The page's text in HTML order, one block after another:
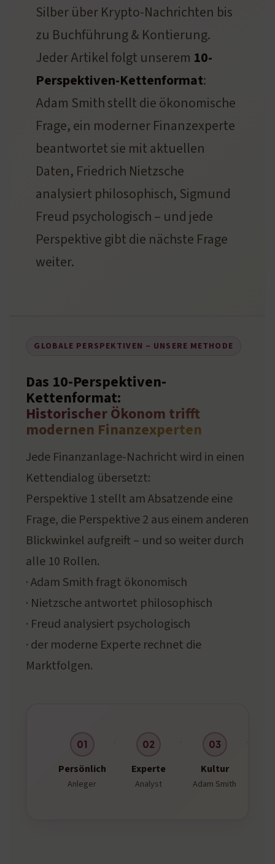
Silber über Krypto-Nachrichten bis
zu Buchführung & Kontierung.
Jeder Artikel folgt unserem 10-
Perspektiven-Kettenformat:
Adam Smith stellt die ökonomische
Frage, ein moderner Finanzexperte
beantwortet sie mit aktuellen
Daten, Friedrich Nietzsche
analysiert philosophisch, Sigmund
Freud psychologisch – und jede
Perspektive gibt die nächste Frage
weiter.
GLOBALE PERSPEKTIVEN – UNSERE METHODE
Das 10-Perspektiven-
Kettenformat:
Historischer Ökonom trifft
modernen Finanzexperten
Jede Finanzanlage-Nachricht wird in einen
Kettendialog übersetzt:
Perspektive 1 stellt am Absatzende eine
Frage, die Perspektive 2 aus einem anderen
Blickwinkel aufgreift – und so weiter durch
alle 10 Rollen.
· Adam Smith fragt ökonomisch
· Nietzsche antwortet philosophisch
· Freud analysiert psychologisch
· der moderne Experte rechnet die
Marktfolgen.
01
Persönlich
Anleger
02
Experte
Analyst
03
Kultur
Adam Smith